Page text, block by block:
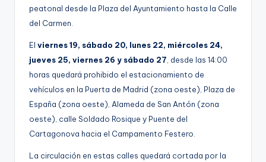
peatonal desde la Plaza del Ayuntamiento hasta la Calle
del Carmen.
El viernes 19, sábado 20, lunes 22, miércoles 24,
jueves 25, viernes 26 y sábado 27, desde las 14:00
horas quedará prohibido el estacionamiento de
vehículos en la Puerta de Madrid (zona oeste), Plaza de
España (zona oeste), Alameda de San Antón (zona
oeste), calle Soldado Rosique y Puente del
Cartagonova hacia el Campamento Festero.
La circulación en estas calles quedará cortada por la